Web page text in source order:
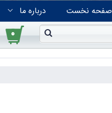
صفحه نخست درباره ما
۰